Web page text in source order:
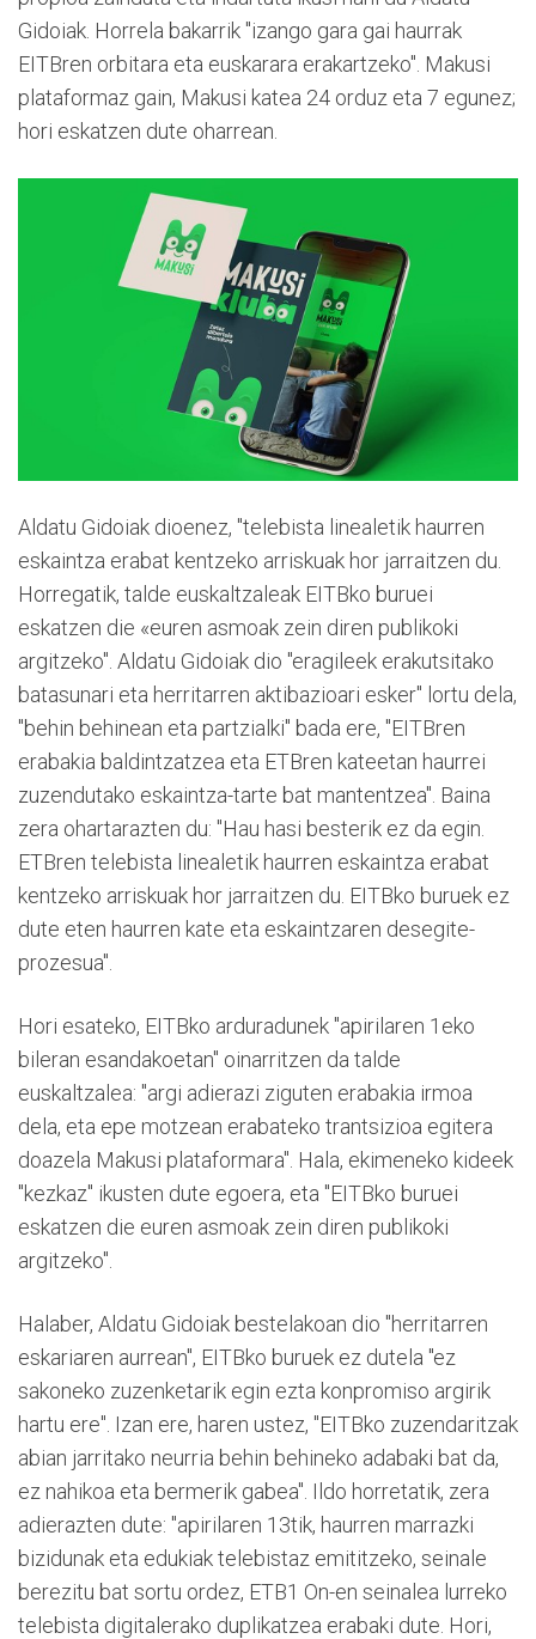
Gidoiak. Horrela bakarrik "izango gara gai haurrak
EITBren orbitara eta euskarara erakartzeko". Makusi
plataformaz gain, Makusi katea 24 orduz eta 7 egunez;
hori eskatzen dute oharrean.
Aldatu Gidoiak dioenez, "telebista linealetik haurren
eskaintza erabat kentzeko arriskuak hor jarraitzen du.
Horregatik, talde euskaltzaleak EITBko buruei
eskatzen die «euren asmoak zein diren publikoki
argitzeko". Aldatu Gidoiak dio "eragileek erakutsitako
batasunari eta herritarren aktibazioari esker" lortu dela,
"behin behinean eta partzialki" bada ere, "EITBren
erabakia baldintzatzea eta ETBren kateetan haurrei
zuzendutako eskaintza-tarte bat mantentzea". Baina
zera ohartarazten du: "Hau hasi besterik ez da egin.
ETBren telebista linealetik haurren eskaintza erabat
kentzeko arriskuak hor jarraitzen du. EITBko buruek ez
dute eten haurren kate eta eskaintzaren desegite-
prozesua".
Hori esateko, EITBko arduradunek "apirilaren 1eko
bileran esandakoetan" oinarritzen da talde
euskaltzalea: "argi adierazi ziguten erabakia irmoa
dela, eta epe motzean erabateko trantsizioa egitera
doazela Makusi plataformara". Hala, ekimeneko kideek
"kezkaz" ikusten dute egoera, eta "EITBko buruei
eskatzen die euren asmoak zein diren publikoki
argitzeko".
Halaber, Aldatu Gidoiak bestelakoan dio "herritarren
eskariaren aurrean", EITBko buruek ez dutela "ez
sakoneko zuzenketarik egin ezta konpromiso argirik
hartu ere". Izan ere, haren ustez, "EITBko zuzendaritzak
abian jarritako neurria behin behineko adabaki bat da,
ez nahikoa eta bermerik gabea". Ildo horretatik, zera
adierazten dute: "apirilaren 13tik, haurren marrazki
bizidunak eta edukiak telebistaz emititzeko, seinale
berezitu bat sortu ordez, ETB1 On-en seinalea lurreko
telebista digitalerako duplikatzea erabaki dute. Hori,